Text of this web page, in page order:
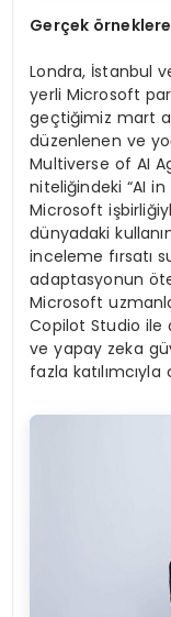
Gerçek ö
Londra, İstanbul
yerli Microsoft
geçtiğimiz mart
düzenlenen ve
Multiverse of AI
niteliğindeki “AI
Microsoft
dünyadaki
inceleme fırsatı
adaptasyonun
Microsoft
Copilot Studio ile
ve yapay zeka
fazla